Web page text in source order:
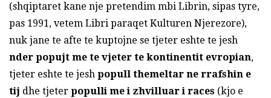
(shqiptaret kane nje pretendim mbi Librin, sipas tyre,
pas 1991, vetem Libri paraqet Kulturen Njerezore),
nuk jane te afte te kuptojne se tjeter eshte te jesh
nder popujt me te vjeter te kontinentit evropian,
tjeter eshte te jesh popull themeltar ne rrafshin e
tij dhe tjeter populli me i zhvilluar i races (kjo e